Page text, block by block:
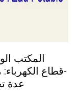
المكتب
عدة